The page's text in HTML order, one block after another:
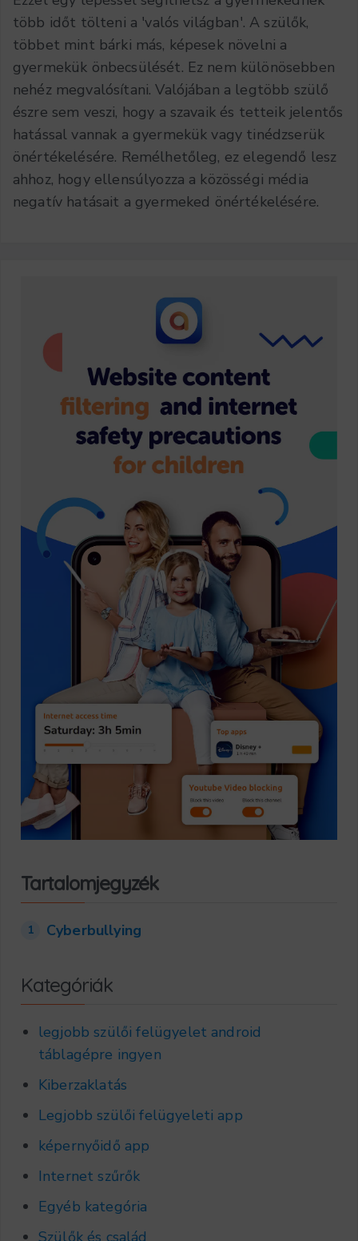
több időt tölteni a 'valós világban'. A szülők,
többet mint bárki más, képesek növelni a
gyermekük önbecsülését. Ez nem különösebben
nehéz megvalósítani. Valójában a legtöbb szülő
észre sem veszi, hogy a szavaik és tetteik jelentős
hatással vannak a gyermekük vagy tinédzserük
önértékelésére. Remélhetőleg, ez elegendő lesz
ahhoz, hogy ellensúlyozza a közösségi média
negatív hatásait a gyermeked önértékelésére.
Tartalomjegyzék
1 Cyberbullying
Kategóriák
legjobb szülői felügyelet android
táblagépre ingyen
Kiberzaklatás
Legjobb szülői felügyeleti app
képernyőidő app
Internet szűrők
Egyéb kategória
Szülők és család